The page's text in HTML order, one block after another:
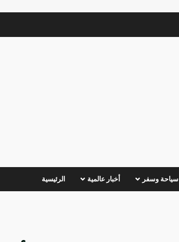
سياحة وسفر أخبار عالمية الرئيسية